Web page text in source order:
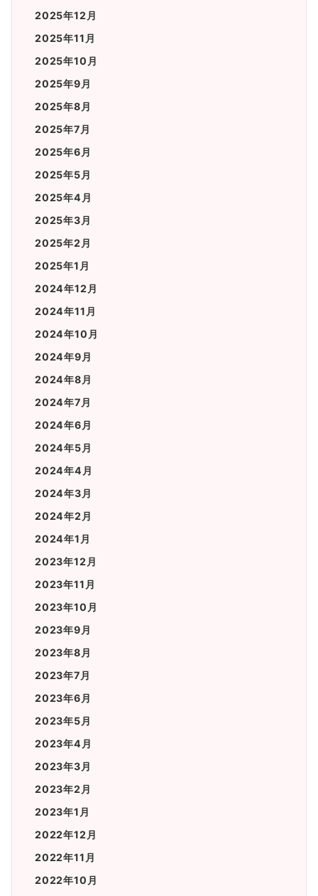
2025年12月
2025年11月
2025年10月
2025年9月
2025年8月
2025年7月
2025年6月
2025年5月
2025年4月
2025年3月
2025年2月
2025年1月
2024年12月
2024年11月
2024年10月
2024年9月
2024年8月
2024年7月
2024年6月
2024年5月
2024年4月
2024年3月
2024年2月
2024年1月
2023年12月
2023年11月
2023年10月
2023年9月
2023年8月
2023年7月
2023年6月
2023年5月
2023年4月
2023年3月
2023年2月
2023年1月
2022年12月
2022年11月
2022年10月